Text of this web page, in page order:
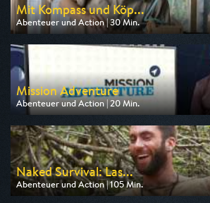
Mit Kompass und Köp...
Abenteuer und Action | 30 Min.
Ausgestrahlt von arte
am 11.08.2026, 03:40
Mission Adventure
Abenteuer und Action | 20 Min.
Ausgestrahlt von Pro 7 Maxx
am 08.08.2026, 05:35
Naked Survival: Las...
Abenteuer und Action | 105 Min.
Ausgestrahlt von DMAX